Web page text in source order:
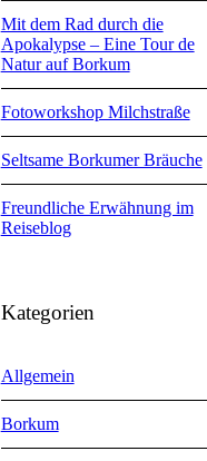
Mit dem Rad durch die
Apokalypse – Eine Tour de
Natur auf Borkum
Fotoworkshop Milchstraße
Seltsame Borkumer Bräuche
Freundliche Erwähnung im
Reiseblog
Kategorien
Allgemein
Borkum